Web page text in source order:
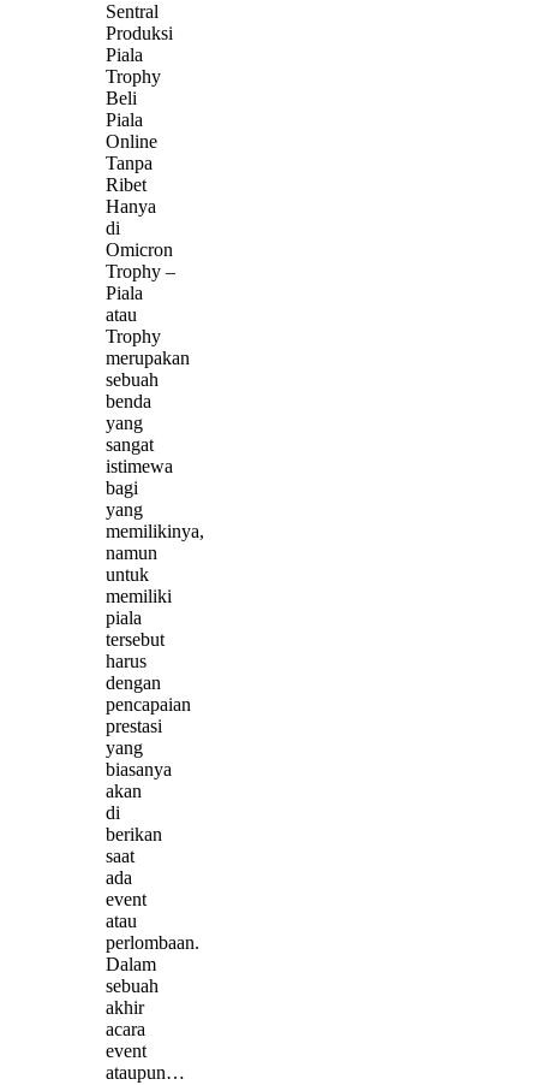
Sentral
Produksi
Piala
Trophy
Beli
Piala
Online
Tanpa
Ribet
Hanya
di
Omicron
Trophy –
Piala
atau
Trophy
merupakan
sebuah
benda
yang
sangat
istimewa
bagi
yang
memilikinya,
namun
untuk
memiliki
piala
tersebut
harus
dengan
pencapaian
prestasi
yang
biasanya
akan
di
berikan
saat
ada
event
atau
perlombaan.
Dalam
sebuah
akhir
acara
event
ataupun…